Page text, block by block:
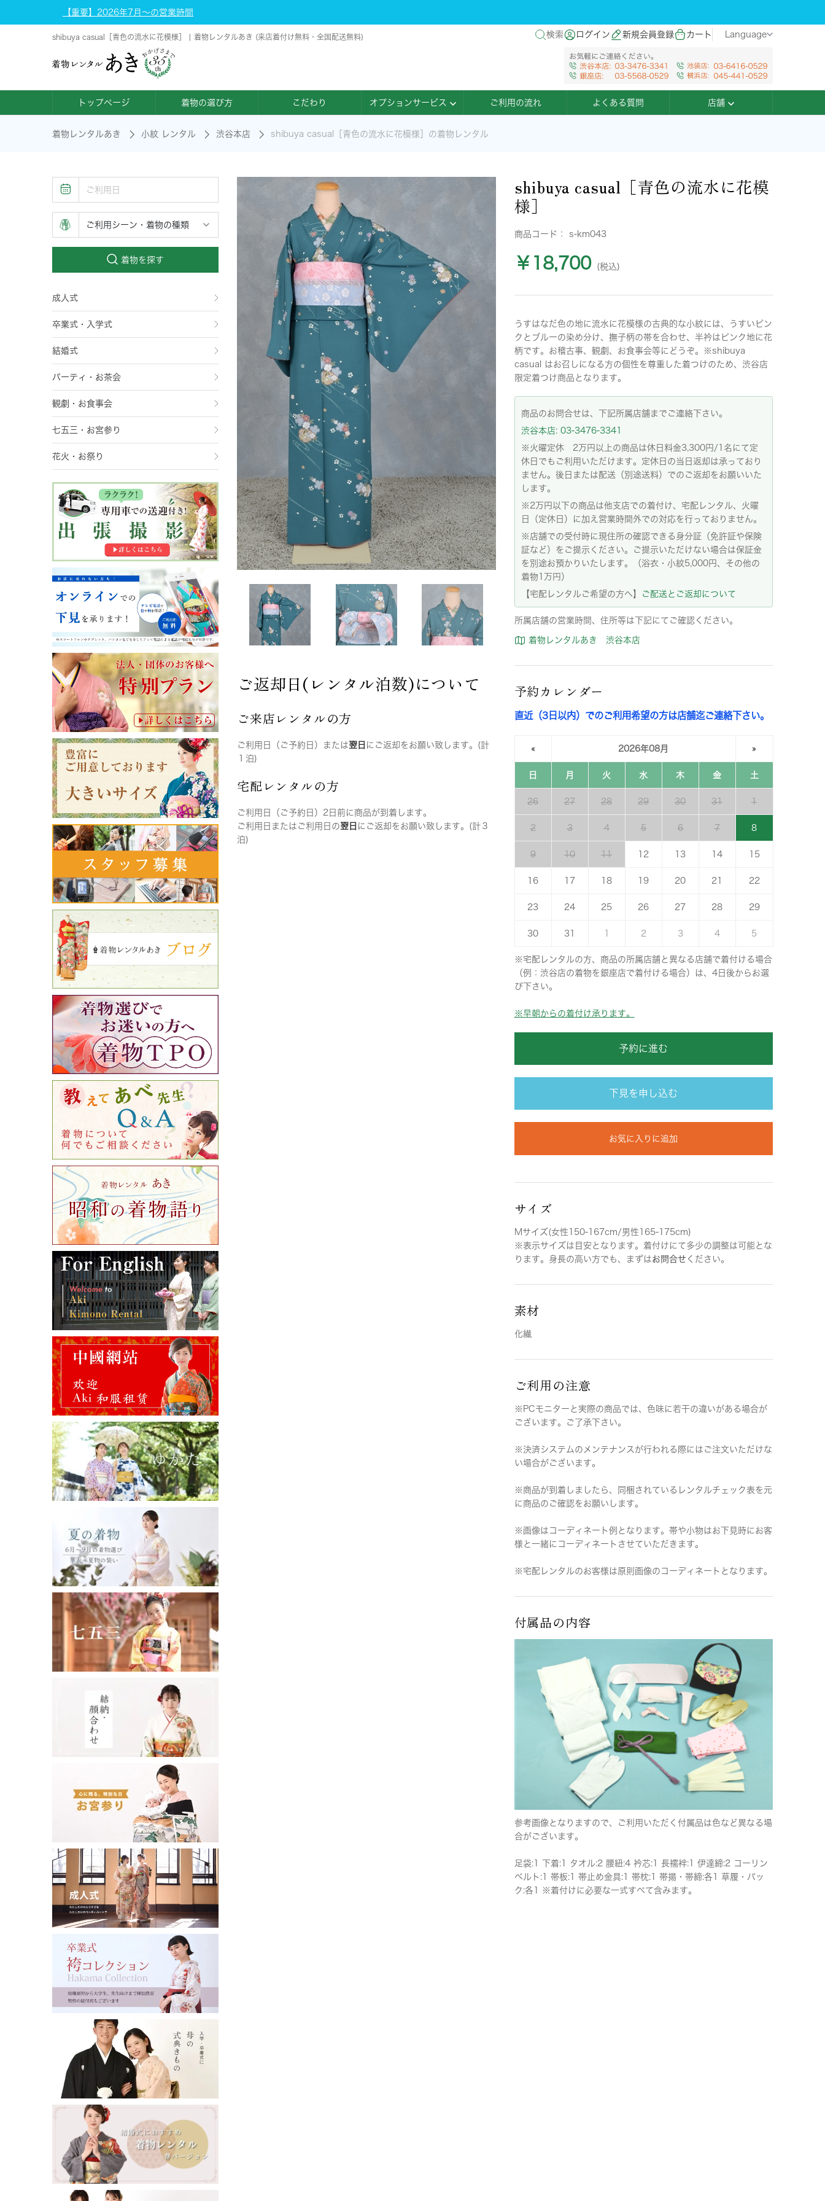
【重要】2026年7月～の営業時間
shibuya casual［青色の流水に花模様］ | 着物レンタルあき (来店着付け無料・全国配送無料) 検索 ログイン 新規会員登録 カート Language
トップページ 着物の選び方 こだわり オプションサービス ご利用の流れ よくある質問 店舗
着物レンタルあき 小紋 レンタル 渋谷本店 shibuya casual［青色の流水に花模様］の着物レンタル
着物を探す
成人式
卒業式・入学式
結婚式
パーティ・お茶会
観劇・お食事会
七五三・お宮参り
花火・お祭り
ご返却日(レンタル泊数)について
ご来店レンタルの方
ご利用日（ご予約日）または翌日 にご返却をお願い致します。(計
１泊)
宅配レンタルの方
ご利用日（ご予約日）2日前に商品が到着します。
ご利用日またはご利用日の翌日 にご返却をお願い致します。(計３
泊)
shibuya casual［青色の流水に花模
様］
商品コード： s-km043
￥18,700 (税込)
うすはなだ色の地に流水に花模様の古典的な小紋には、うすいピン
クとブルーの染め分け、撫子柄の帯を合わせ、半衿はピンク地に花
柄です。お稽古事、観劇、お食事会等にどうぞ。※shibuya
casual はお召しになる方の個性を尊重した着つけのため、渋谷店
限定着つけ商品となります。
商品のお問合せは、下記所属店舗までご連絡下さい。
渋谷本店: 03-3476-3341
※火曜定休 2万円以上の商品は休日料金3,300円/1名にて定
休日でもご利用いただけます。定休日の当日返却は承っており
ません。後日または配送（別途送料）でのご返却をお願いいた
します。
※2万円以下の商品は他支店での着付け、宅配レンタル、火曜
日（定休日）に加え営業時間外での対応を行っておりません。
※店舗での受付時に現住所の確認できる身分証（免許証や保険
証など）をご提示ください。ご提示いただけない場合は保証金
を別途お預かりいたします。（浴衣・小紋5,000円、その他の
着物1万円）
【宅配レンタルご希望の方へ】
ご配送とご返却について
所属店舗の営業時間、住所等は下記にてご確認ください。
着物レンタルあき 渋谷本店
予約カレンダー
直近（3日以内）でのご利用希望の方は店舗迄ご連絡下さい。
« 2026年08月 »
日 月 火 水 木 金 土
26 27 28 29 30 31 1
2 3 4 5 6 7 8
9 10 11 12 13 14 15
16 17 18 19 20 21 22
23 24 25 26 27 28 29
30 31 2 3 4 5
※宅配レンタルの方、商品の所属店舗と異なる店舗で着付ける場合
（例：渋谷店の着物を銀座店で着付ける場合）は、4日後からお選
び下さい。
※早朝からの着付け承ります。
予約に進む
下見を申し込む
お気に入りに追加
サイズ
Mサイズ(女性150-167cm/男性165-175cm)
※表示サイズは目安となります。着付けにて多少の調整は可能とな
ります。身長の高い方でも、まずはお問合せ ください。
素材
化繊
ご利用の注意
※PCモニターと実際の商品では、色味に若干の違いがある場合が
ございます。ご了承下さい。
※決済システムのメンテナンスが行われる際にはご注文いただけな
い場合がございます。
※商品が到着しましたら、同梱されているレンタルチェック表を元
に商品のご確認をお願いします。
※画像はコーディネート例となります。帯や小物はお下見時にお客
様と一緒にコーディネートさせていただきます。
※宅配レンタルのお客様は原則画像のコーディネートとなります。
付属品の内容
参考画像となりますので、ご利用いただく付属品は色など異なる場
合がございます。
足袋:1 下着:1 タオル:2 腰紐:4 衿芯:1 長襦袢:1 伊達締:2 コーリン
ベルト:1 帯板:1 帯止め金具:1 帯枕:1 帯揚・帯締:各1 草履・バッ
ク:各1 ※着付けに必要な一式すべて含みます。